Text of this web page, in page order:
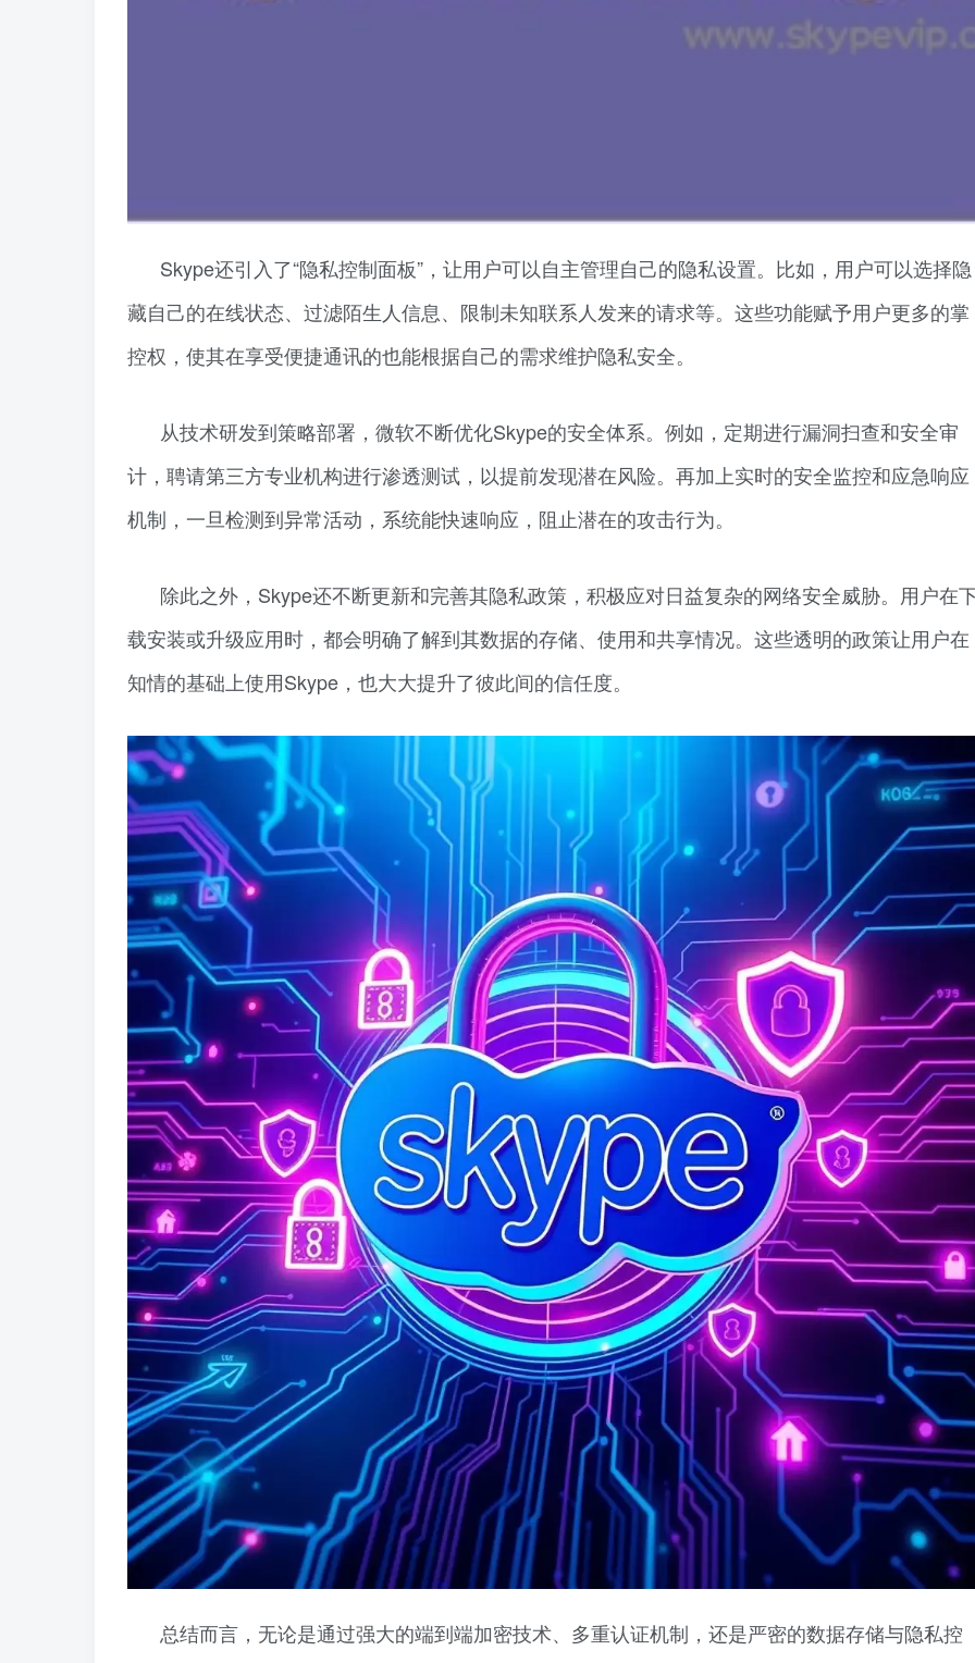
Skype还引入了“隐私控制面板”，让用户可以自主管理自己的隐私设置。比如，用户可以选择隐
藏自己的在线状态、过滤陌生人信息、限制未知联系人发来的请求等。这些功能赋予用户更多的掌
控权，使其在享受便捷通讯的也能根据自己的需求维护隐私安全。
从技术研发到策略部署，微软不断优化Skype的安全体系。例如，定期进行漏洞扫查和安全审
计，聘请第三方专业机构进行渗透测试，以提前发现潜在风险。再加上实时的安全监控和应急响应
机制，一旦检测到异常活动，系统能快速响应，阻止潜在的攻击行为。
除此之外，Skype还不断更新和完善其隐私政策，积极应对日益复杂的网络安全威胁。用户在
载安装或升级应用时，都会明确了解到其数据的存储、使用和共享情况。这些透明的政策让用户在
知情的基础上使用Skype，也大大提升了彼此间的信任度。
总结而言，无论是通过强大的端到端加密技术、多重认证机制，还是严密的数据存储与隐私控